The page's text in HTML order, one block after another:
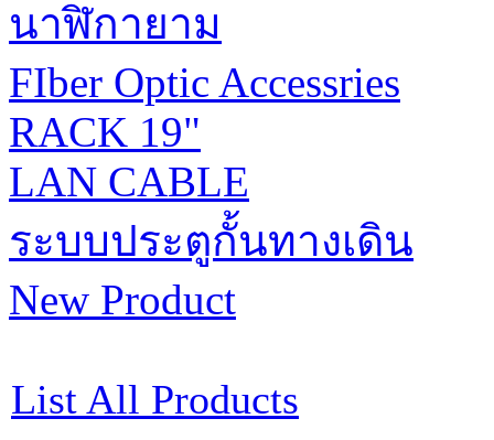
นาฬิกายาม
FIber Optic Accessries
RACK 19"
LAN CABLE
ระบบประตูกั้นทางเดิน
New Product
List All Products